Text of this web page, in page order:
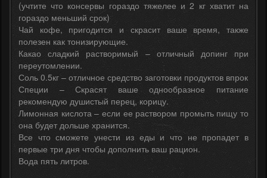
(учтите что консервы гораздо тяжелее и 2 кг хватит на
гораздо меньший срок)
Чай кофе, пригодится и скрасит ваше время, также
полезен как тонизирующие.
Какао сладкий растворимый – отличный допинг при
переутомлении.
Соль 0.5кг – отличное средство заготовки продуктов впрок
Специи – Скрасят ваше однообразное питание
рекомендую душистый перец, корицу.
Лимонная кислота – если ее раствором промыть пищу то
она будет дольше хранится.
Все что сможете унести из еды и что не пропадет в
первые три дня чтобы дополнить ваш рацион.
Вода пять литров.